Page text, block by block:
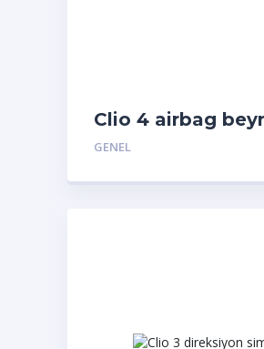
Clio 4 airbag
GENEL